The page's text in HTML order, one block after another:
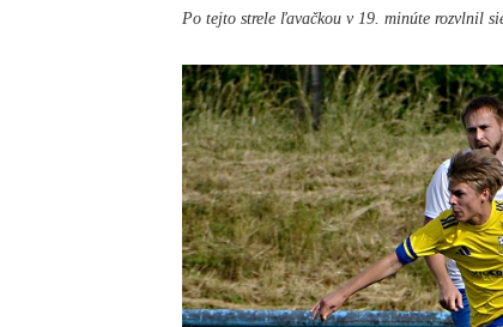
Po tejto strele ľavačkou v 19. minúte rozvlnil